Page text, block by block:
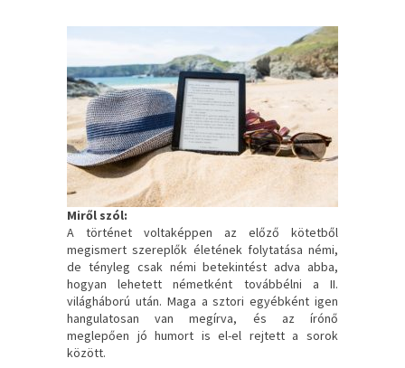
Miről szól:
A történet voltaképpen az előző kötetből
megismert szereplők életének folytatása némi,
de tényleg csak némi betekintést adva abba,
hogyan lehetett németként továbbélni a II.
világháború után. Maga a sztori egyébként igen
hangulatosan van megírva, és az írónő
meglepően jó humort is el-el rejtett a sorok
között.